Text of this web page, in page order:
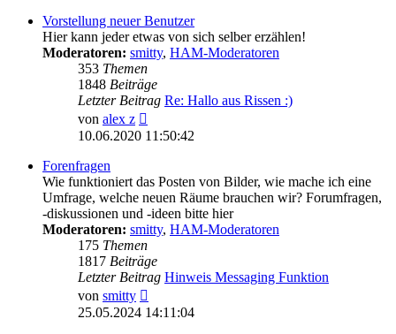
Vorstellung neuer Benutzer
Hier kann jeder etwas von sich selber erzählen!
Moderatoren: smitty, HAM-Moderatoren
353 Themen
1848 Beiträge
Letzter Beitrag Re: Hallo aus Rissen :)
von alex z
Beitrag
10.06.2020 11:50:42
Forenfragen
Wie funktioniert das Posten von Bilder, wie mache ich eine
Umfrage, welche neuen Räume brauchen wir? Forumfragen,
-diskussionen und -ideen bitte hier
Moderatoren: smitty, HAM-Moderatoren
175 Themen
1817 Beiträge
Letzter Beitrag Hinweis Messaging Funktion
von smitty
Beitrag
25.05.2024 14:11:04